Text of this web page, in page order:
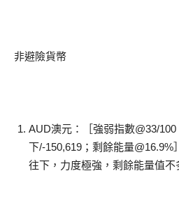
非避險貨幣
AUD澳元：［強弱指數@33/
下/-150,619；剩餘能量
往下，力度極強，剩餘能量值不